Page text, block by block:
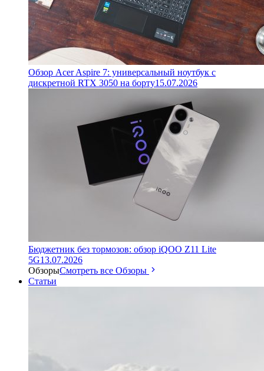
Обзор Acer Aspire 7: универсальный ноутбук с
дискретной RTX 3050 на борту15.07.2026
Бюджетник без тормозов: обзор iQOO Z11 Lite
5G13.07.2026
ОбзорыСмотреть все Обзоры
Статьи